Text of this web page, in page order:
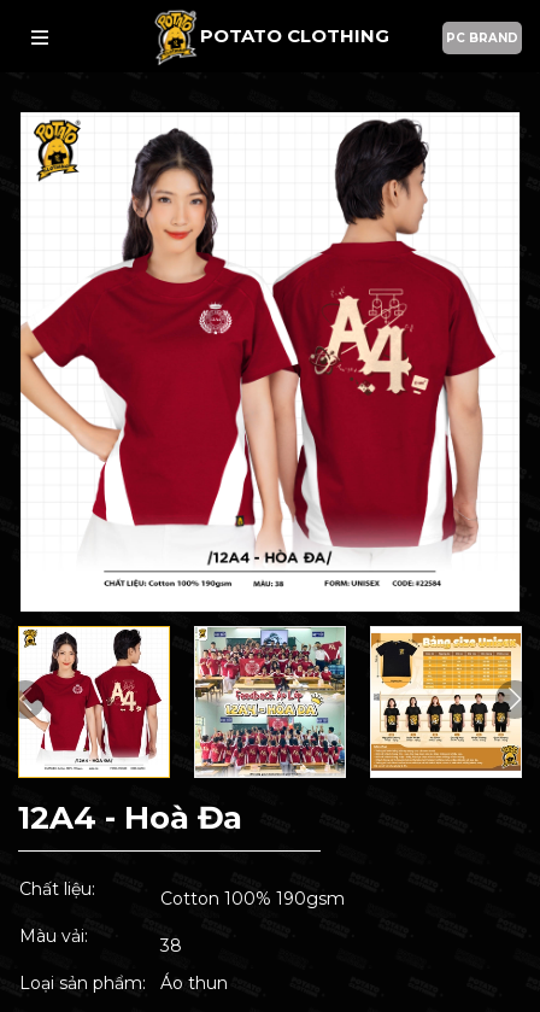
POTATO CLOTHING PC BRAND
12A4 - Hoà Đa
Chất liệu:
Cotton 100% 190gsm
Màu vải:
38
Loại sản phẩm:
Áo thun